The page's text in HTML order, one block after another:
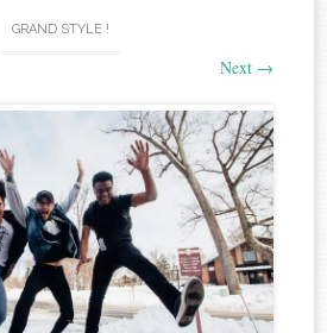
GRAND STYLE !
Next →